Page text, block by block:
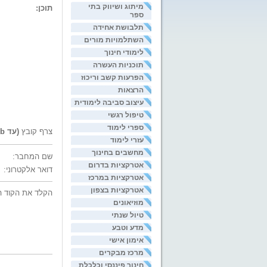
מיתוג ושיווק בתי
ספר
תלבושת אחידה
השתלמויות מורים
לימודי חינוך
תוכניות העשרה
הפרעות קשב וריכוז
הרצאות
עיצוב סביבה לימודית
טיפול רגשי
ספרי לימוד
עזרי לימוד
מחשבים בחינוך
אטרקציות בדרום
אטרקציות במרכז
אטרקציות בצפון
מוזיאונים
טיול שנתי
מדע וטבע
אימון אישי
מרכז מבקרים
חינוך פיננסי וכלכלת
תוכן:
צרף קובץ(עד 200kb)
שם המחבר:
דואר אלקטרוני:
הקלד את הקוד